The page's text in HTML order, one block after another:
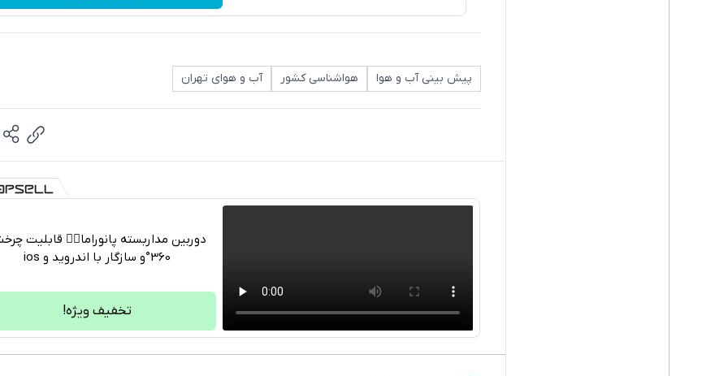
پیش بینی آب و هوا هواشناسی کشور آب و هوای تهران
تلگرام
فیسبوک
دوربین مداربسته پانوراما👈🏻 قابلیت
360°و سازگار با اندروید و ios
تخفیف ویژه!